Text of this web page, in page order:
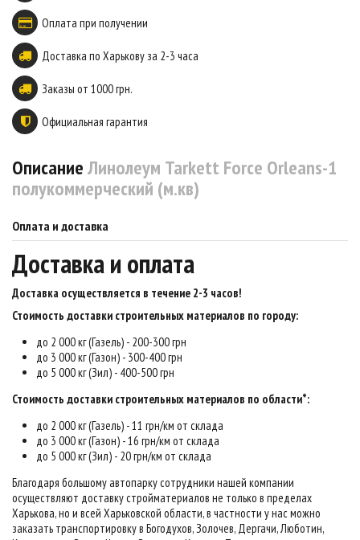
Оплата при получении
Доставка по Харькову за 2-3 часа
Заказы от 1000 грн.
Официальная гарантия
ОписаниеЛинолеум Tarkett Force Orleans-1
полукоммерческий (м.кв)
Оплата и доставка
Доставка и оплата
Доставка осуществляется в течение 2-3 часов!
Стоимость доставки строительных материалов по городу:
до 2 000 кг (Газель) - 200-300 грн
до 3 000 кг (Газон) - 300-400 грн
до 5 000 кг (Зил) - 400-500 грн
Стоимость доставки строительных материалов по области*:
до 2 000 кг (Газель) - 11 грн/км от склада
до 3 000 кг (Газон) - 16 грн/км от склада
до 5 000 кг (Зил) - 20 грн/км от склада
Благодаря большому автопарку сотрудники нашей компании
осуществляют доставку стройматериалов не только в пределах
Харькова, но и всей Харьковской области, в частности у нас можно
заказать транспортировку в Богодухов, Золочев, Дергачи, Люботин,